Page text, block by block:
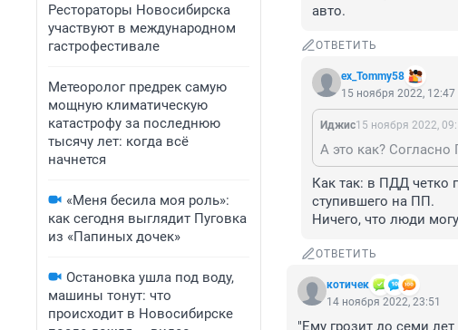
Рестораторы Новосибирска
участвуют в международном
гастрофестивале
Метеоролог предрек самую
мощную климатическую
катастрофу за последнюю
тысячу лет: когда всё
начнется
«Меня бесила моя роль»:
как сегодня выглядит Пуговка
из «Папиных дочек»
Остановка ушла под воду,
машины тонут: что
происходит в Новосибирске
авто.
ОТВЕТИТЬ
ex_Tommy58
15 ноября 2022, 12:47
Иджис15 ноября 2022,
Как так: в ПДД четко
ступившего на ПП.
Ничего, что люди
ОТВЕТИТЬ
котичек
14 ноября 2022, 23:51
"Ему грозит до семи